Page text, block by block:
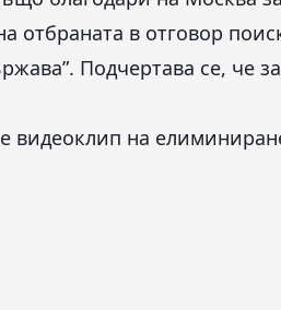
отбраната в отговор
Подчертава се, че
видеоклип на